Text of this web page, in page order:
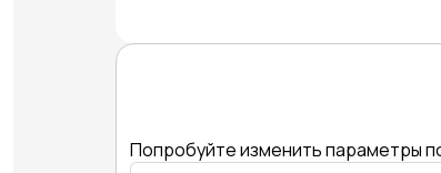
Попробуйте изменить параметры